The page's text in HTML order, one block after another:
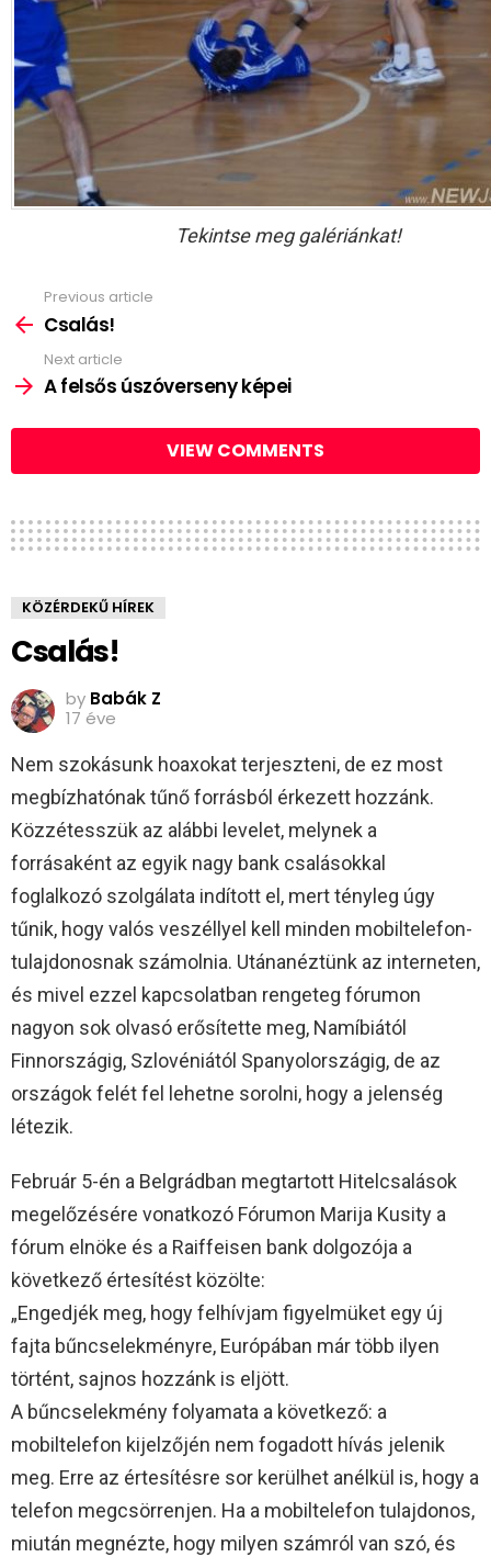
Tekintse meg galériánkat!
more
Previous article
Csalás!
Next article
A felsős úszóverseny képei
VIEW COMMENTS
KÖZÉRDEKŰ HÍREK
Csalás!
by Babák Z
17 éve
Nem szokásunk hoaxokat terjeszteni, de ez most
megbízhatónak tűnő forrásból érkezett hozzánk.
Közzétesszük az alábbi levelet, melynek a
forrásaként az egyik nagy bank csalásokkal
foglalkozó szolgálata indított el, mert tényleg úgy
tűnik, hogy valós veszéllyel kell minden mobiltelefon-
tulajdonosnak számolnia. Utánanéztünk az interneten,
és mivel ezzel kapcsolatban rengeteg fórumon
nagyon sok olvasó erősítette meg, Namíbiától
Finnországig, Szlovéniától Spanyolországig, de az
országok felét fel lehetne sorolni, hogy a jelenség
létezik.
Február 5-én a Belgrádban megtartott Hitelcsalások
megelőzésére vonatkozó Fórumon Marija Kusity a
fórum elnöke és a Raiffeisen bank dolgozója a
következő értesítést közölte:
„Engedjék meg, hogy felhívjam figyelmüket egy új
fajta bűncselekményre, Európában már több ilyen
történt, sajnos hozzánk is eljött.
A bűncselekmény folyamata a következő: a
mobiltelefon kijelzőjén nem fogadott hívás jelenik
meg. Erre az értesítésre sor kerülhet anélkül is, hogy a
telefon megcsörrenjen. Ha a mobiltelefon tulajdonos,
miután megnézte, hogy milyen számról van szó, és